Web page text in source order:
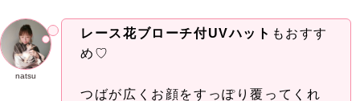
natsu
レース花ブローチ付UVハット もおすす
め♡
つばが広くお顔をすっぽり覆ってくれ